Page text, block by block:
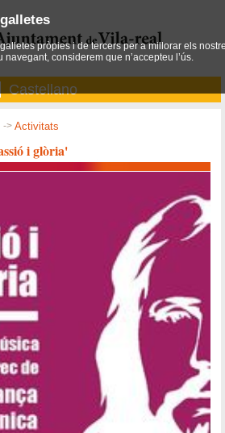
Castellano
->Activitats
i glòria'
pròpies i de tercers per a millorar els
navegant, considerem que n’accepteu l’ús.